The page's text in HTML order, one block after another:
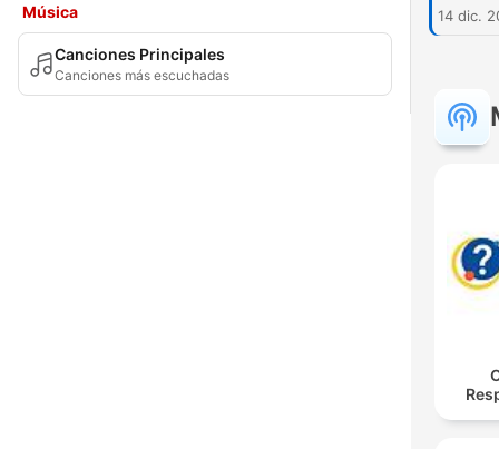
Música
Canciones Principales
Canciones más escuchadas
14 dic.